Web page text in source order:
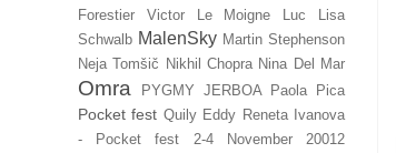
Forestier Victor
Le Moigne Luc
Lisa
Schwalb MalenSky Martin Stephenson
Neja Tomšič Nikhil Chopra Nina Del Mar
Omra PYGMY JERBOA Paola Pica
Pocket fest Quily Eddy Reneta Ivanova
- Pocket fest 2-4 November 20012